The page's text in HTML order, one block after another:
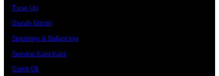
Tune Up
Gurah Mesin
Spooring & Balancing
Service Kaki-Kaki
Ganti Oli